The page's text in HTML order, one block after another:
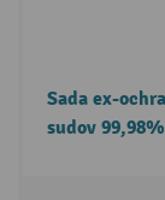
Sada ex-
sudov 99,98%